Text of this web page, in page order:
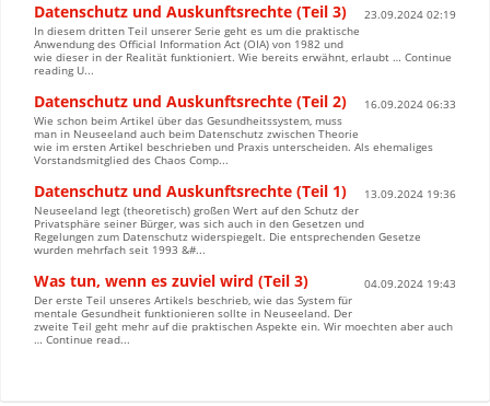
Datenschutz und Auskunftsrechte (Teil 3)
23.09.2024 02:19
In diesem dritten Teil unserer Serie geht es um die praktische
Anwendung des Official Information Act (OIA) von 1982 und
wie dieser in der Realität funktioniert. Wie bereits erwähnt, erlaubt … Continue
reading U...
Datenschutz und Auskunftsrechte (Teil 2)
16.09.2024 06:33
Wie schon beim Artikel über das Gesundheitssystem, muss
man in Neuseeland auch beim Datenschutz zwischen Theorie
wie im ersten Artikel beschrieben und Praxis unterscheiden. Als ehemaliges
Vorstandsmitglied des Chaos Comp...
Datenschutz und Auskunftsrechte (Teil 1)
13.09.2024 19:36
Neuseeland legt (theoretisch) großen Wert auf den Schutz der
Privatsphäre seiner Bürger, was sich auch in den Gesetzen und
Regelungen zum Datenschutz widerspiegelt. Die entsprechenden Gesetze
wurden mehrfach seit 1993 &#...
Was tun, wenn es zuviel wird (Teil 3)
04.09.2024 19:43
Der erste Teil unseres Artikels beschrieb, wie das System für
mentale Gesundheit funktionieren sollte in Neuseeland. Der
zweite Teil geht mehr auf die praktischen Aspekte ein. Wir moechten aber auch
… Continue read...